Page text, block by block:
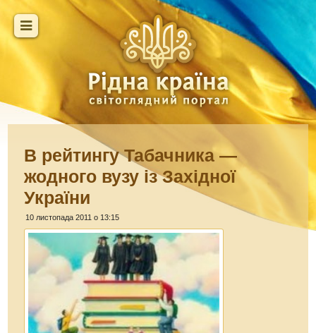
В рейтингу Табачника —
жодного вузу із Західної
України
10 листопада 2011 о 13:15